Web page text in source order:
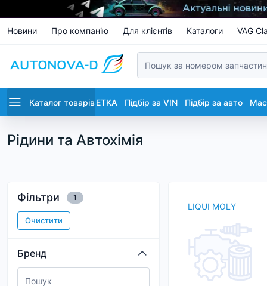
Новини Про компанію Для клієнтів Каталоги VAG
Каталог товарівETKA Підбір за VIN Підбір за авто
Рідини та Автохімія
Фільтри 1
Очистити
Бренд
LIQUI MOLY